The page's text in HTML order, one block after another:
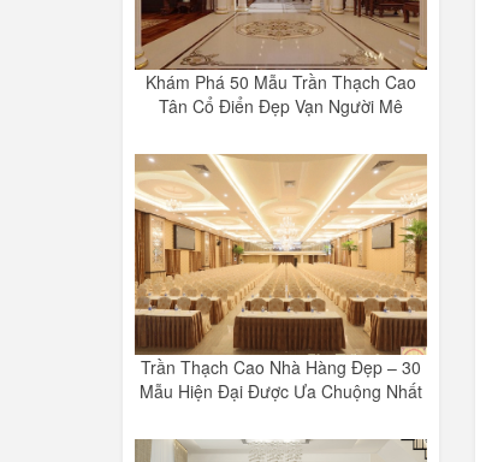
Khám Phá 50 Mẫu Trần Thạch Cao
Tân Cổ Điển Đẹp Vạn Người Mê
Trần Thạch Cao Nhà Hàng Đẹp – 30
Mẫu Hiện Đại Được Ưa Chuộng Nhất